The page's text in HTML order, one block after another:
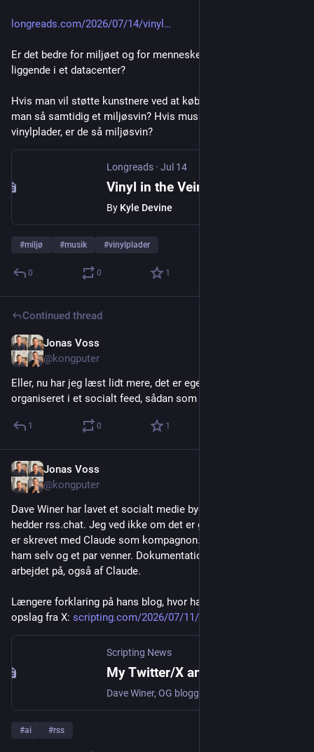
longreads.com/2026/07/14/vinyl
Er det bedre for miljøet og for mennesker, at have musik
liggende i et datacenter?
Hvis man vil støtte kunstnere ved at købe deres vinylplader, er
man så samtidig et miljøsvin? Hvis musikere udgiver
vinylplader, er de så miljøsvin?
Longreads · Jul 14
Vinyl in the Veins
By Kyle Devine
#miljø #musik #vinylplader
0 0 1
Continued thread
Jonas Voss
@kongputer
Eller, nu har jeg læst lidt mere, det er egentlig bare RSS feeds,
organiseret i et socialt feed, sådan som jeg forstår det.
1 0 1
Jonas Voss
@kongputer
Dave Winer har lavet et socialt medie bygget på RSS. Det
hedder rss.chat. Jeg ved ikke om det er galt eller genialt. Det
er skrevet med Claude som kompagnon. Indtil videre kun for
ham selv og et par venner. Dokumentationen bliver der
arbejdet på, også af Claude.
Længere forklaring på hans blog, hvor han har gengivet hans
opslag fra X: scripting.com/2026/07/11/16285
Scripting News
My Twitter/X announcement
#ai #rss